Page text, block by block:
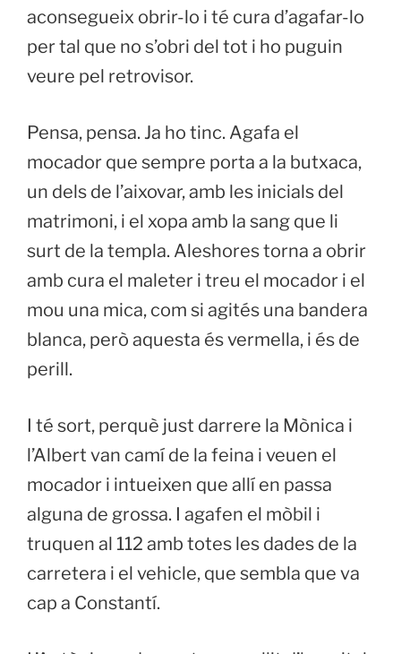
aconsegueix obrir-lo i té cura d’agafar-lo
per tal que no s’obri del tot i ho puguin
veure pel retrovisor.
Pensa, pensa. Ja ho tinc. Agafa el
mocador que sempre porta a la butxaca,
un dels de l’aixovar, amb les inicials del
matrimoni, i el xopa amb la sang que li
surt de la templa. Aleshores torna a obrir
amb cura el maleter i treu el mocador i el
mou una mica, com si agités una bandera
blanca, però aquesta és vermella, i és de
perill.
I té sort, perquè just darrere la Mònica i
l’Albert van camí de la feina i veuen el
mocador i intueixen que allí en passa
alguna de grossa. I agafen el mòbil i
truquen al 112 amb totes les dades de la
carretera i el vehicle, que sembla que va
cap a Constantí.